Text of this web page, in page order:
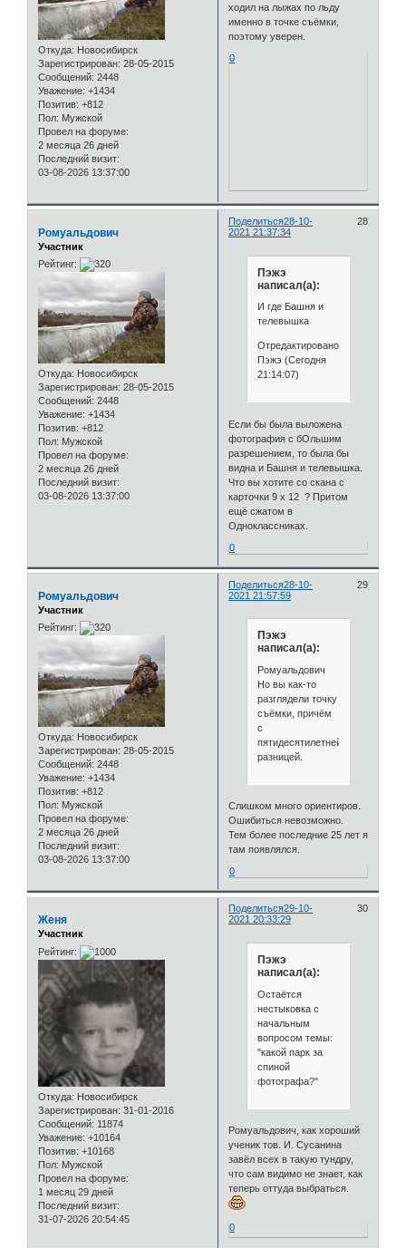
Откуда: Новосибирск
Зарегистрирован: 28-05-2015
Сообщений: 2448
Уважение: +1434
Позитив: +812
Пол: Мужской
Провел на форуме:
2 месяца 26 дней
Последний визит:
03-08-2026 13:37:00
ходил на лыжах по льду
именно в точке съёмки,
поэтому уверен.
0
Поделиться 28
28-10-
2021 21:37:34
Ромуальдович
Участник
Рейтинг:
Откуда: Новосибирск
Зарегистрирован: 28-05-2015
Сообщений: 2448
Уважение: +1434
Позитив: +812
Пол: Мужской
Провел на форуме:
2 месяца 26 дней
Последний визит:
03-08-2026 13:37:00
Пэжэ
написал(а):
И где Башня и
телевышка
Отредактировано
Пэжэ (Сегодня
21:14:07)
Если бы была выложена
фотография с бОльшим
разрешением, то была бы
видна и Башня и телевышка.
Что вы хотите со скана с
карточки 9 x 12 ? Притом
ещё сжатом в
Одноклассниках.
0
Поделиться 29
28-10-
2021 21:57:59
Ромуальдович
Участник
Рейтинг:
Откуда: Новосибирск
Зарегистрирован: 28-05-2015
Сообщений: 2448
Уважение: +1434
Позитив: +812
Пол: Мужской
Провел на форуме:
2 месяца 26 дней
Последний визит:
03-08-2026 13:37:00
Пэжэ
написал(а):
Ромуальдович
Но вы как-то
разглядели точку
съёмки, причём
с
пятидесятилетней
разницей.
Слишком много ориентиров.
Ошибиться невозможно.
Тем более последние 25 лет я
там появлялся.
0
Поделиться 30
29-10-
2021 20:33:29
Женя
Участник
Рейтинг:
Откуда: Новосибирск
Зарегистрирован: 31-01-2016
Сообщений: 11874
Уважение: +10164
Позитив: +10168
Пол: Мужской
Провел на форуме:
1 месяц 29 дней
Последний визит:
31-07-2026 20:54:45
Пэжэ
написал(а):
Остаётся
нестыковка с
начальным
вопросом темы:
"какой парк за
спиной
фотографа?"
Ромуальдович, как хороший
ученик тов. И. Сусанина
завёл всех в такую тундру,
что сам видимо не знает, как
теперь оттуда выбраться.
0